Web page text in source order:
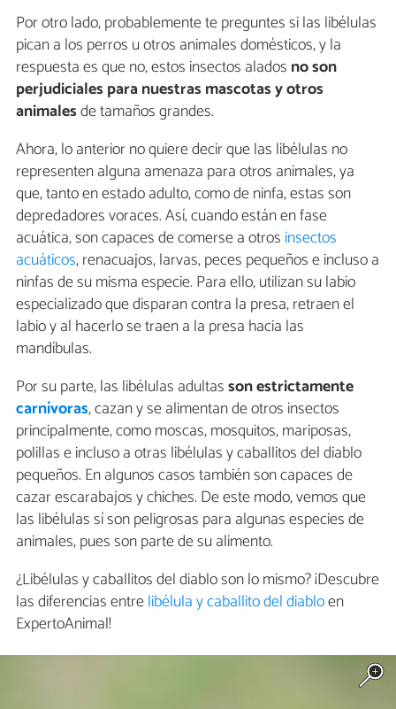
Por otro lado, probablemente te preguntes si las libélulas
pican a los perros u otros animales domésticos, y la
respuesta es que no, estos insectos alados no son
perjudiciales para nuestras mascotas y otros
animalesde tamaños grandes.
Ahora, lo anterior no quiere decir que las libélulas no
representen alguna amenaza para otros animales, ya
que, tanto en estado adulto, como de ninfa, estas son
depredadores voraces. Así, cuando están en fase
acuática, son capaces de comerse a otros insectos
acuáticos, renacuajos, larvas, peces pequeños e incluso a
ninfas de su misma especie. Para ello, utilizan su labio
especializado que disparan contra la presa, retraen el
labio y al hacerlo se traen a la presa hacia las
mandíbulas.
Por su parte, las libélulas adultasson estrictamente
carnívoras, cazan y se alimentan de otros insectos
principalmente, como moscas, mosquitos, mariposas,
polillas e incluso a otras libélulas y caballitos del diablo
pequeños. En algunos casos también son capaces de
cazar escarabajos y chiches. De este modo, vemos que
las libélulas sí son peligrosas para algunas especies de
animales, pues son parte de su alimento.
¿Libélulas y caballitos del diablo son lo mismo? ¡Descubre
las diferencias entrelibélula y caballito del diabloen
ExpertoAnimal!